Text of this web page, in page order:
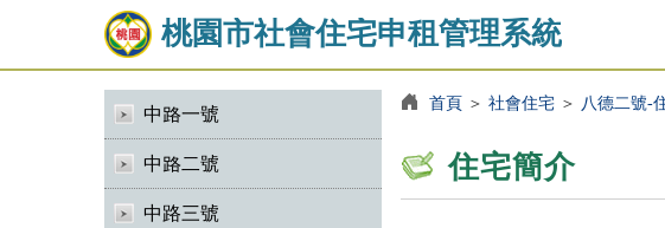
桃園市社會住宅申租管理系統
中路一號
中路二號
中路三號
首頁＞ 社會住宅＞ 八德二號-
住宅簡介